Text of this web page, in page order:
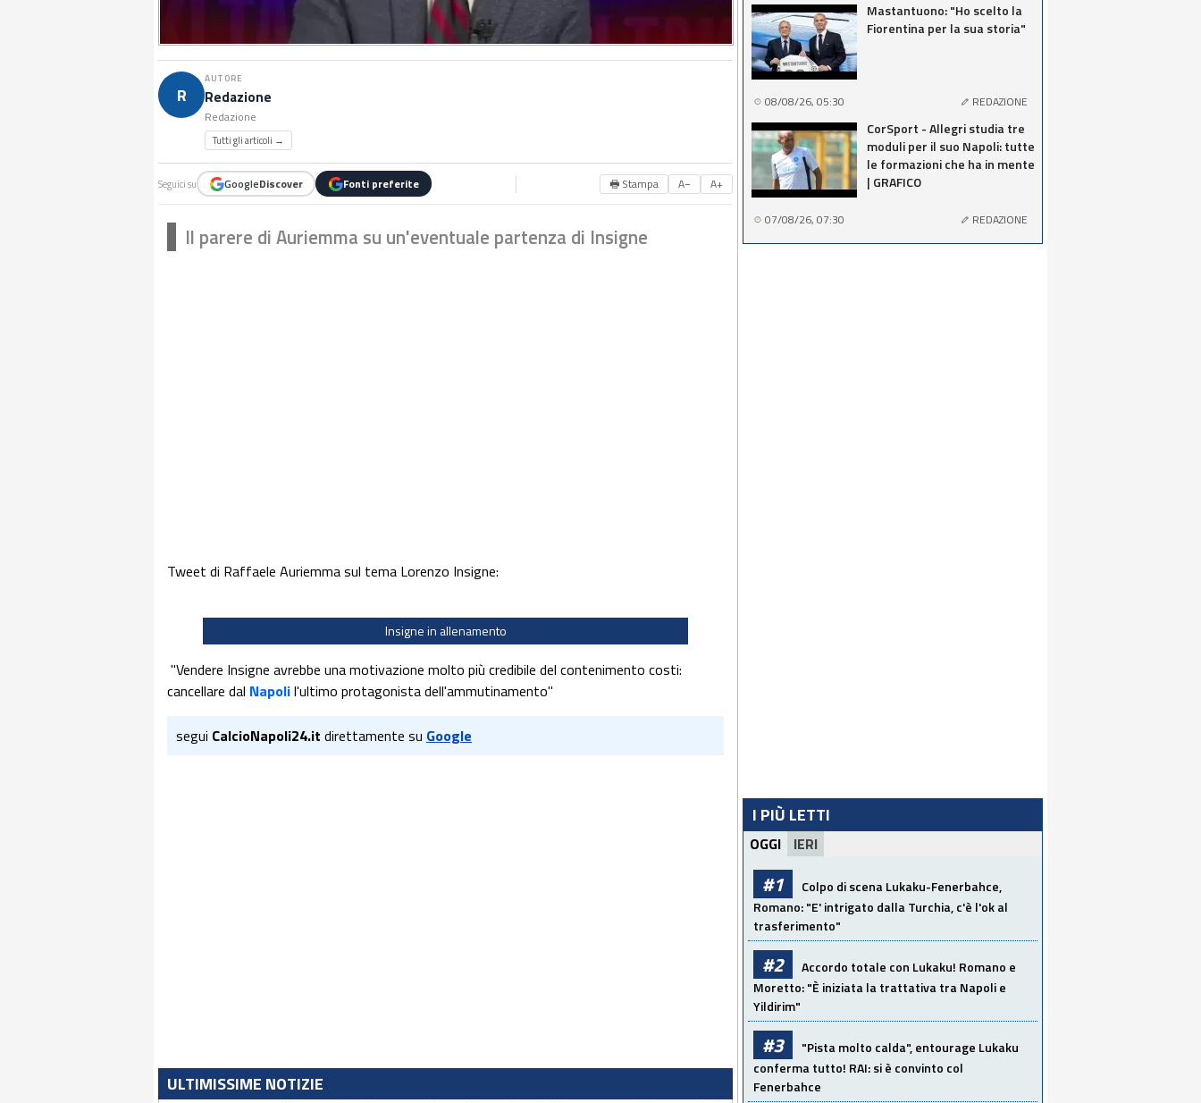
R
AUTORE
Redazione
Redazione
Tutti gli articoli →
Seguici su GoogleDiscover Fonti preferite 🖶 Stampa A− A+
Il parere di Auriemma su un'eventuale partenza di Insigne
Tweet di Raffaele Auriemma sul tema Lorenzo Insigne:
Insigne in allenamento
"Vendere Insigne avrebbe una motivazione molto più credibile del contenimento costi:
cancellare dal Napolil'ultimo protagonista dell'ammutinamento"
segui CalcioNapoli24.it direttamente su Google
ULTIMISSIME NOTIZIE
Mastantuono: "Ho scelto la
Fiorentina per la sua storia"
08/08/26, 05:30 REDAZIONE
CorSport - Allegri studia tre
moduli per il suo Napoli: tutte
le formazioni che ha in mente
| GRAFICO
07/08/26, 07:30 REDAZIONE
I PIÙ LETTI
OGGI IERI
#1
Colpo di scena Lukaku-Fenerbahce,
Romano: "E' intrigato dalla Turchia, c'è l'ok al
trasferimento"
#2
Accordo totale con Lukaku! Romano e
Moretto: "È iniziata la trattativa tra Napoli e
Yildirim"
#3
"Pista molto calda", entourage Lukaku
conferma tutto! RAI: si è convinto col
Fenerbahce